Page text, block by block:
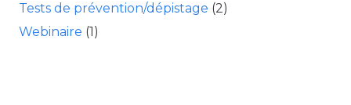
Tests de prévention/dépistage (2)
Webinaire (1)